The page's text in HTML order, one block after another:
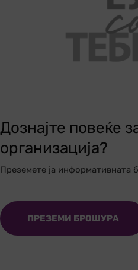
Дознајте повеќе
организација?
Преземете ја
ПРЕЗЕМИ БРОШУРА